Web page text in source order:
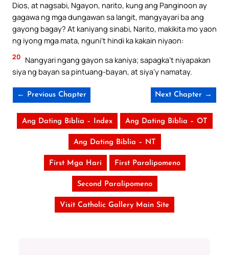
Dios, at nagsabi, Ngayon, narito, kung ang Panginoon ay
gagawa ng mga dungawan sa langit, mangyayari ba ang
gayong bagay? At kaniyang sinabi, Narito, makikita mo yaon
ng iyong mga mata, nguni’t hindi ka kakain niyaon:
20 Nangyari ngang gayon sa kaniya; sapagka’t niyapakan
siya ng bayan sa pintuang-bayan, at siya’y namatay.
← Previous Chapter Next Chapter →
Ang Dating Biblia – Index Ang Dating Biblia – OT
Ang Dating Biblia – NT
First Mga Hari First Paralipomeno
Second Paralipomeno
Visit Catholic Gallery Main Site